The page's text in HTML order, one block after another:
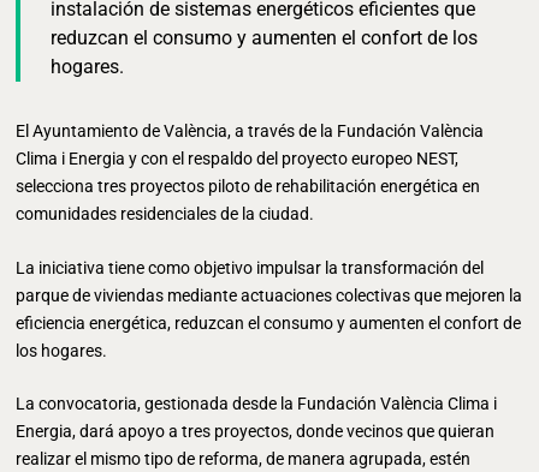
instalación de sistemas energéticos eficientes que
reduzcan el consumo y aumenten el confort de los
hogares.
El Ayuntamiento de València, a través de la Fundación València
Clima i Energia y con el respaldo del proyecto europeo NEST,
selecciona tres proyectos piloto de rehabilitación energética en
comunidades residenciales de la ciudad.
La iniciativa tiene como objetivo impulsar la transformación del
parque de viviendas mediante actuaciones colectivas que mejoren la
eficiencia energética, reduzcan el consumo y aumenten el confort de
los hogares.
La convocatoria, gestionada desde la Fundación València Clima i
Energia, dará apoyo a tres proyectos, donde vecinos que quieran
realizar el mismo tipo de reforma, de manera agrupada, estén